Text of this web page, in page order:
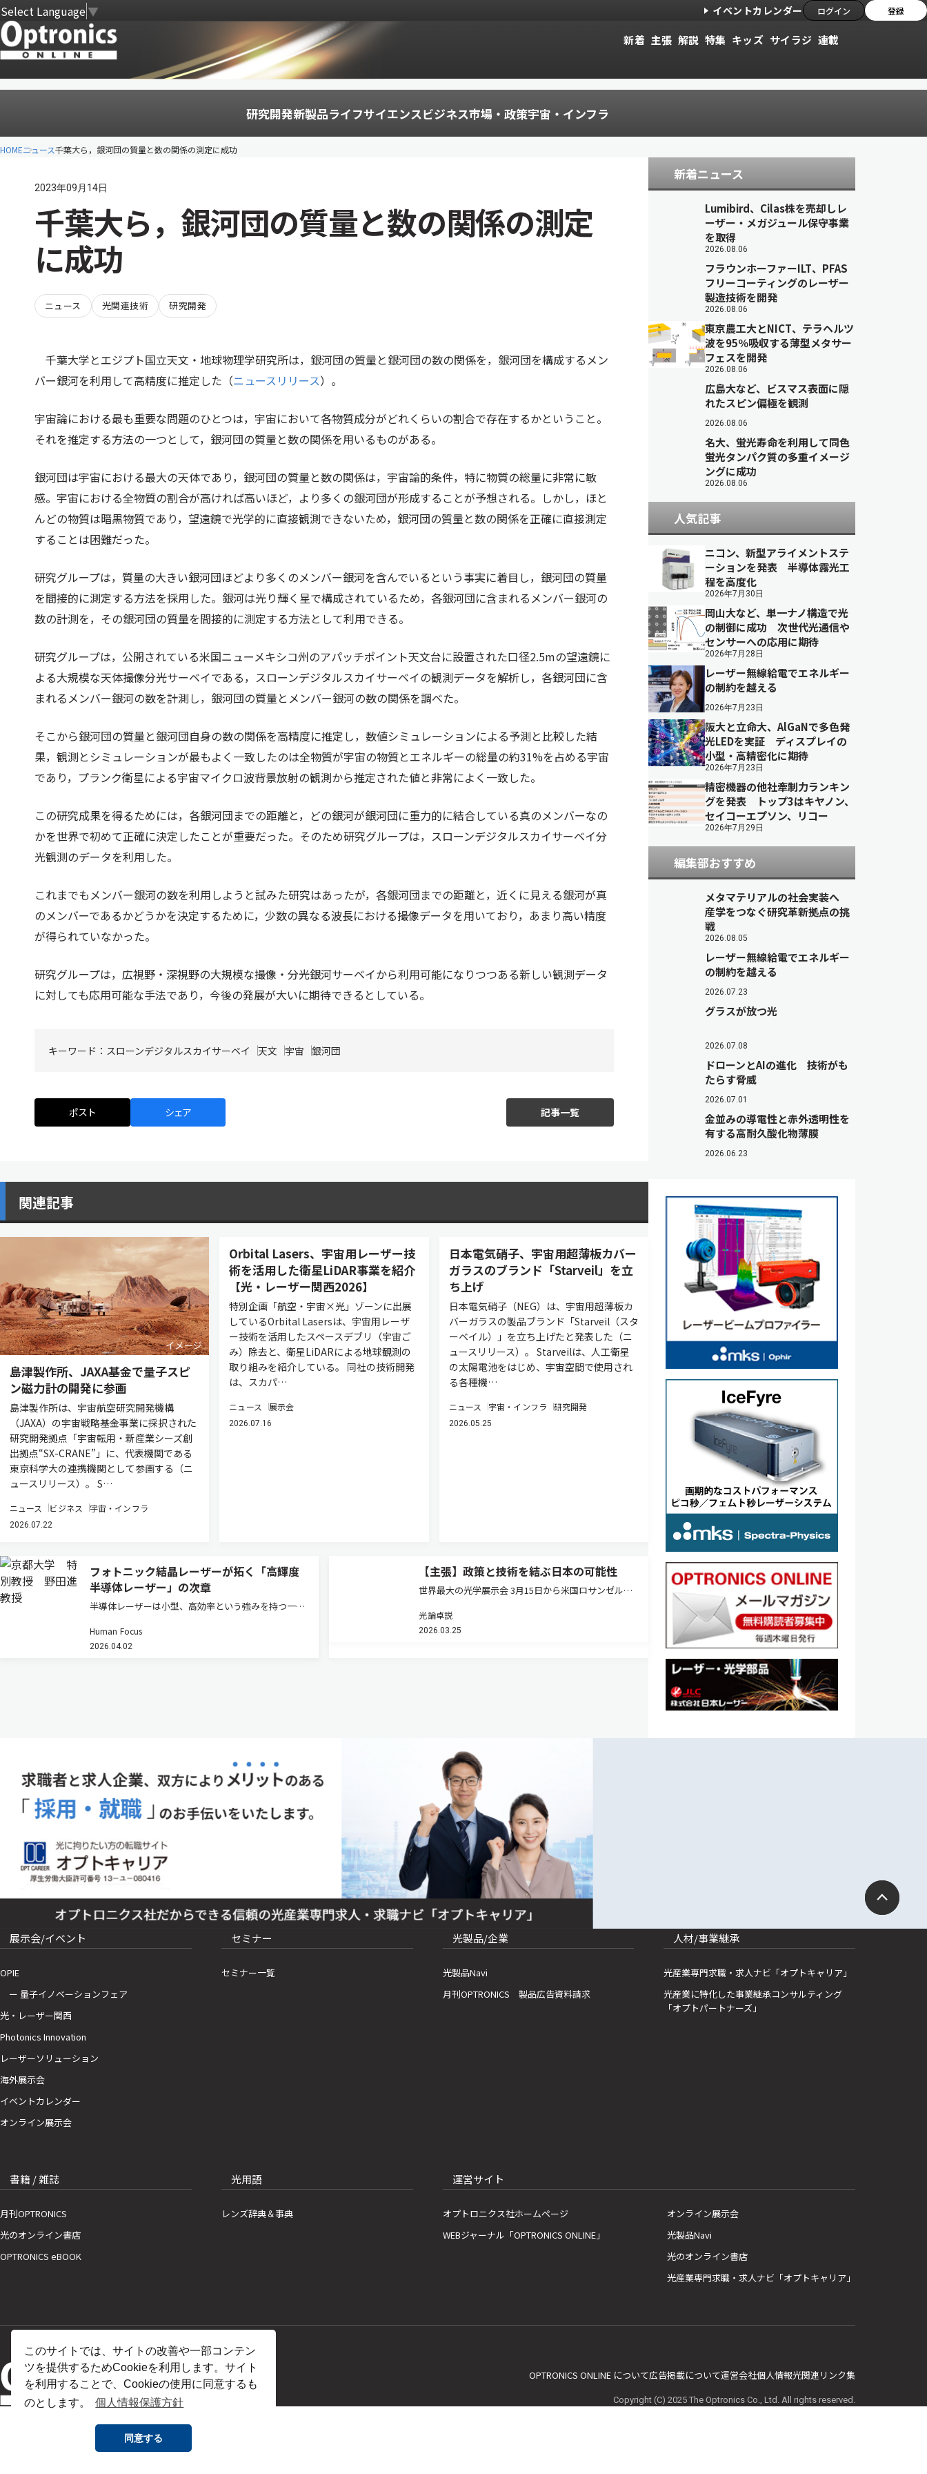
このサイトでは、サイトの改善や一部コンテン
ツを提供するためCookieを利用します。サイト
を利用することで、Cookieの使用に同意するも
のとします。
個人情報保護方針
同意する
Select Language▼ イベントカレンダー ログイン 登録
新着 主張 解説 特集 キッズ サイラジ 連載
研究開発新製品ライフサイエンスビジネス市場・政策宇宙・インフラ
HOMEニュース千葉大ら，銀河団の質量と数の関係の測定に成功
2023年09月14日
千葉大ら，銀河団の質量と数の関係の測定
に成功
ニュース 光関連技術 研究開発
千葉大学とエジプト国立天文・地球物理学研究所は，銀河団の質量と銀河団の数の関係を，銀河団を構成するメン
バー銀河を利用して高精度に推定した（ニュースリリース）。
宇宙論における最も重要な問題のひとつは，宇宙において各物質成分がどれくらいの割合で存在するかということ。
それを推定する方法の一つとして，銀河団の質量と数の関係を用いるものがある。
銀河団は宇宙における最大の天体であり，銀河団の質量と数の関係は，宇宙論的条件，特に物質の総量に非常に敏
感。宇宙における全物質の割合が高ければ高いほど，より多くの銀河団が形成することが予想される。しかし，ほと
んどの物質は暗黒物質であり，望遠鏡で光学的に直接観測できないため，銀河団の質量と数の関係を正確に直接測定
することは困難だった。
研究グループは，質量の大きい銀河団ほどより多くのメンバー銀河を含んでいるという事実に着目し，銀河団の質量
を間接的に測定する方法を採用した。銀河は光り輝く星で構成されているため，各銀河団に含まれるメンバー銀河の
数の計測を，その銀河団の質量を間接的に測定する方法として利用できる。
研究グループは，公開されている米国ニューメキシコ州のアパッチポイント天文台に設置された口径2.5mの望遠鏡に
よる大規模な天体撮像分光サーベイである，スローンデジタルスカイサーベイの観測データを解析し，各銀河団に含
まれるメンバー銀河の数を計測し，銀河団の質量とメンバー銀河の数の関係を調べた。
そこから銀河団の質量と銀河団自身の数の関係を高精度に推定し，数値シミュレーションによる予測と比較した結
果，観測とシミュレーションが最もよく一致したのは全物質が宇宙の物質とエネルギーの総量の約31%を占める宇宙
であり，プランク衛星による宇宙マイクロ波背景放射の観測から推定された値と非常によく一致した。
この研究成果を得るためには，各銀河団までの距離と，どの銀河が銀河団に重力的に結合している真のメンバーなの
かを世界で初めて正確に決定したことが重要だった。そのため研究グループは，スローンデジタルスカイサーベイ分
光観測のデータを利用した。
これまでもメンバー銀河の数を利用しようと試みた研究はあったが，各銀河団までの距離と，近くに見える銀河が真
のメンバーであるかどうかを決定するために，少数の異なる波長における撮像データを用いており，あまり高い精度
が得られていなかった。
研究グループは，広視野・深視野の大規模な撮像・分光銀河サーベイから利用可能になりつつある新しい観測データ
に対しても応用可能な手法であり，今後の発展が大いに期待できるとしている。
キーワード： スローンデジタルスカイサーベイ 天文 宇宙 銀河団
ポスト シェア 記事一覧
関連記事
島津製作所、JAXA基金で量子スピ
ン磁力計の開発に参画
島津製作所は、宇宙航空研究開発機構
（JAXA）の宇宙戦略基金事業に採択された
研究開発拠点「宇宙転用・新産業シーズ創
出拠点“SX-CRANE”」に、代表機関である
東京科学大の連携機関として参画する（ニ
ュースリリース）。 S…
ニュース ビジネス 宇宙・インフラ
2026.07.22
Orbital Lasers、宇宙用レーザー技
術を活用した衛星LiDAR事業を紹介
【光・レーザー関西2026】
特別企画「航空・宇宙×光」ゾーンに出展
しているOrbital Lasersは、宇宙用レーザ
ー技術を活用したスペースデブリ（宇宙ご
み）除去と、衛星LiDARによる地球観測の
取り組みを紹介している。 同社の技術開発
は、スカパ…
ニュース 展示会
2026.07.16
日本電気硝子、宇宙用超薄板カバー
ガラスのブランド「Starveil」を立
ち上げ
日本電気硝子（NEG）は、宇宙用超薄板カ
バーガラスの製品ブランド「Starveil（スタ
ーベイル）」を立ち上げたと発表した（ニ
ュースリリース）。 Starveilは、人工衛星
の太陽電池をはじめ、宇宙空間で使用され
る各種機…
ニュース 宇宙・インフラ 研究開発
2026.05.25
フォトニック結晶レーザーが拓く「高輝度
半導体レーザー」の次章
半導体レーザーは小型、高効率という強みを持つ一方
という壁があった。フォトニック結晶レーザーはその
常識を塗り替えつつある。その研究の先駆者である京
Human Focus
2026.04.02
【主張】政策と技術を結ぶ日本の可能性
世界最大の光学展示会 3月15日から米国ロサンゼルス
and Exhibition）が開幕する。通信バブル崩壊後、存在
感を失っていた同…
光論卓説
2026.03.25
新着ニュース
Lumibird、Cilas株を売却しレ
ーザー・メガジュール保守事業
を取得
2026.08.06
フラウンホーファーILT、PFAS
フリーコーティングのレーザー
製造技術を開発
2026.08.06
東京農工大とNICT、テラヘルツ
波を95％吸収する薄型メタサー
フェスを開発
2026.08.06
広島大など、ビスマス表面に隠
れたスピン偏極を観測
2026.08.06
名大、蛍光寿命を利用して同色
蛍光タンパク質の多重イメージ
ングに成功
2026.08.06
人気記事
ニコン、新型アライメントステ
ーションを発表 半導体露光工
程を高度化
2026年7月30日
岡山大など、単一ナノ構造で光
の制御に成功 次世代光通信や
センサーへの応用に期待
2026年7月28日
レーザー無線給電でエネルギー
の制約を越える
2026年7月23日
阪大と立命大、AlGaNで多色発
光LEDを実証 ディスプレイの
小型・高精密化に期待
2026年7月23日
精密機器の他社牽制力ランキン
グを発表 トップ3はキヤノン、
セイコーエプソン、リコー
2026年7月29日
編集部おすすめ
メタマテリアルの社会実装へ
産学をつなぐ研究革新拠点の挑
戦
2026.08.05
レーザー無線給電でエネルギー
の制約を越える
2026.07.23
グラスが放つ光
2026.07.08
ドローンとAIの進化 技術がも
たらす脅威
2026.07.01
金並みの導電性と赤外透明性を
有する高耐久酸化物薄膜
2026.06.23
展示会/イベント
OPIE
ー 量子イノベーションフェア
光・レーザー関西
Photonics Innovation
レーザーソリューション
海外展示会
イベントカレンダー
オンライン展示会
セミナー
セミナー一覧
光製品/企業
光製品Navi
月刊OPTRONICS 製品広告資料請求
人材/事業継承
光産業専門求職・求人ナビ「オプトキャリア」
光産業に特化した事業継承コンサルティング
「オプトパートナーズ」
書籍 / 雑誌
月刊OPTRONICS
光のオンライン書店
OPTRONICS eBOOK
光用語
レンズ辞典＆事典
運営サイト
オプトロニクス社ホームページ
WEBジャーナル「OPTRONICS ONLINE」
オンライン展示会
光製品Navi
光のオンライン書店
光産業専門求職・求人ナビ「オプトキャリア」
OPTRONICS ONLINE について広告掲載について運営会社個人情報光関連リンク集
Copyright (C) 2025 The Optronics Co., Ltd. All rights reserved.